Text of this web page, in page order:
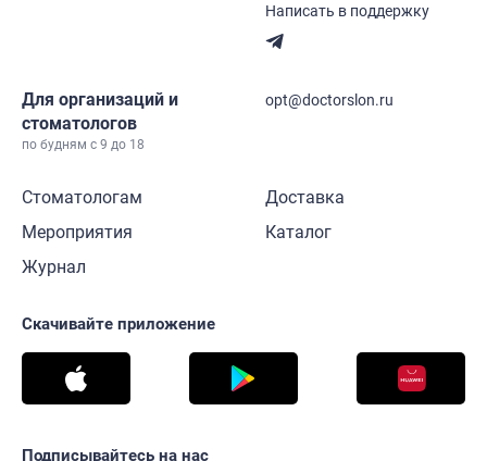
Написать в поддержку
Для организаций и
стоматологов
по будням с 9 до 18
opt@doctorslon.ru
Стоматологам
Мероприятия
Журнал
Доставка
Каталог
Скачивайте приложение
Подписывайтесь на нас